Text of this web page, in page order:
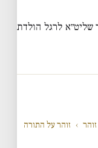
שליט״א לרגל הולדת
זוהר › זוהר על התורה